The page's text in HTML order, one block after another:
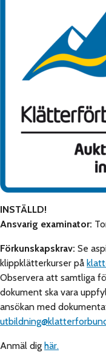
INSTÄLLD!
Ansvarig examinator:
Förkunskapskrav: Se
klippklätterkurser på
Observera att samtliga
dokument ska vara
ansökan med
Anmäl dighär.